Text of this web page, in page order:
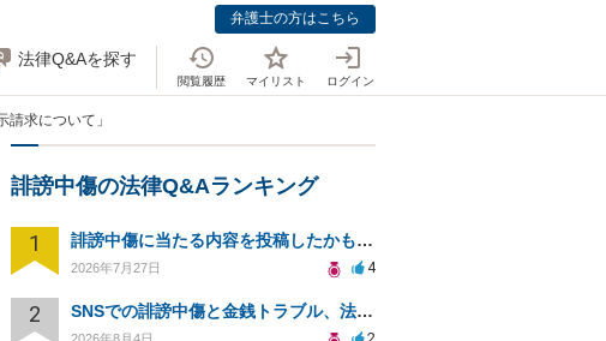
弁護士の方はこちら
法律Q&Aを探す
閲覧履歴 マイリスト ログイン
請求について」
誹謗中傷の法律Q&Aランキング
1 誹謗中傷に当たる内容を投稿したかもしれない。開示請求や民事刑事裁判に発展しうるのか教えて欲しい。
2026年7月27日 4
2 SNSでの誹謗中傷と金銭トラブル、法的対応の相談
2026年8月4日